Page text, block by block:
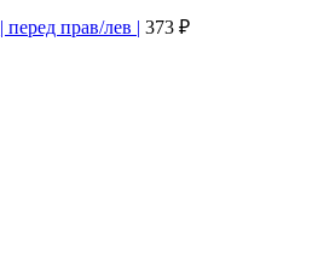
прав/лев | 373 ₽